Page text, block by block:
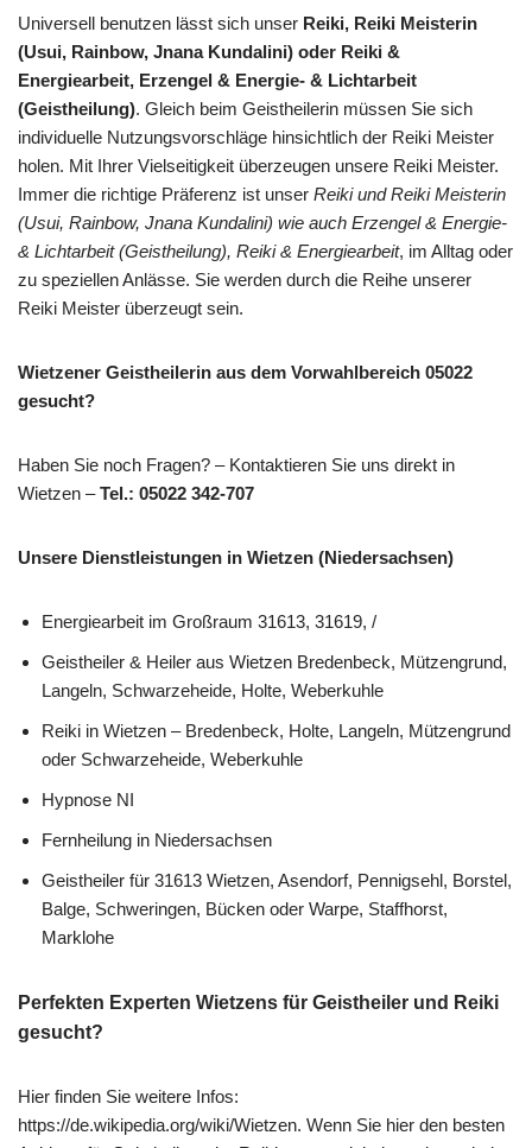
Universell benutzen lässt sich unser Reiki, Reiki Meisterin
(Usui, Rainbow, Jnana Kundalini) oder Reiki &
Energiearbeit, Erzengel & Energie- & Lichtarbeit
(Geistheilung). Gleich beim Geistheilerin müssen Sie sich
individuelle Nutzungsvorschläge hinsichtlich der Reiki Meister
holen. Mit Ihrer Vielseitigkeit überzeugen unsere Reiki Meister.
Immer die richtige Präferenz ist unser Reiki und Reiki Meisterin
(Usui, Rainbow, Jnana Kundalini) wie auch Erzengel & Energie-
& Lichtarbeit (Geistheilung), Reiki & Energiearbeit, im Alltag oder
zu speziellen Anlässe. Sie werden durch die Reihe unserer
Reiki Meister überzeugt sein.
Wietzener Geistheilerin aus dem Vorwahlbereich 05022
gesucht?
Haben Sie noch Fragen? – Kontaktieren Sie uns direkt in
Wietzen –Tel.: 05022 342-707
Unsere Dienstleistungen in Wietzen (Niedersachsen)
Energiearbeit im Großraum 31613, 31619, /
Geistheiler & Heiler aus Wietzen Bredenbeck, Mützengrund,
Langeln, Schwarzeheide, Holte, Weberkuhle
Reiki in Wietzen – Bredenbeck, Holte, Langeln, Mützengrund
oder Schwarzeheide, Weberkuhle
Hypnose NI
Fernheilung in Niedersachsen
Geistheiler für 31613 Wietzen, Asendorf, Pennigsehl, Borstel,
Balge, Schweringen, Bücken oder Warpe, Staffhorst,
Marklohe
Perfekten Experten Wietzens für Geistheiler und Reiki
gesucht?
Hier finden Sie weitere Infos:
https://de.wikipedia.org/wiki/Wietzen. Wenn Sie hier den besten